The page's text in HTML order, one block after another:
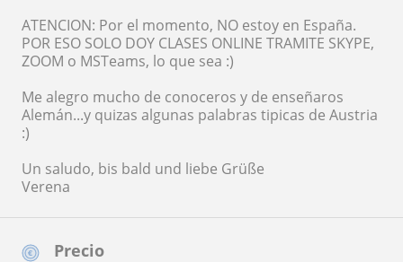
Precio
ATENCION: Por el momento, NO estoy en España.
POR ESO SOLO DOY CLASES ONLINE TRAMITE SKYPE,
ZOOM o MSTeams, lo que sea :)
Me alegro mucho de conoceros y de enseñaros
Alemán...y quizas algunas palabras tipicas de Austria
:)
Un saludo, bis bald und liebe Grüße
Verena